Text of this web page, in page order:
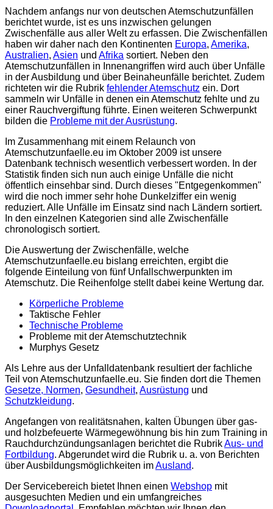
Nachdem anfangs nur von deutschen Atemschutzunfällen
berichtet wurde, ist es uns inzwischen gelungen
Zwischenfälle aus aller Welt zu erfassen. Die Zwischenfällen
haben wir daher nach den Kontinenten Europa, Amerika,
Australien, Asien und Afrika sortiert. Neben den
Atemschutzunfällen in Innenangriffen wird auch über Unfälle
in der Ausbildung und über Beinaheunfälle berichtet. Zudem
richteten wir die Rubrik fehlender Atemschutz ein. Dort
sammeln wir Unfälle in denen ein Atemschutz fehlte und zu
einer Rauchvergiftung führte. Einen weiteren Schwerpunkt
bilden die Probleme mit der Ausrüstung.
Im Zusammenhang mit einem Relaunch von
Atemschutzunfaelle.eu im Oktober 2009 ist unsere
Datenbank technisch wesentlich verbessert worden. In der
Statistik finden sich nun auch einige Unfälle die nicht
öffentlich einsehbar sind. Durch dieses "Entgegenkommen"
wird die noch immer sehr hohe Dunkelziffer ein wenig
reduziert. Alle Unfälle im Einsatz sind nach Ländern sortiert.
In den einzelnen Kategorien sind alle Zwischenfälle
chronologisch sortiert.
Die Auswertung der Zwischenfälle, welche
Atemschutzunfaelle.eu bislang erreichten, ergibt die
folgende Einteilung von fünf Unfallschwerpunkten im
Atemschutz. Die Reihenfolge stellt dabei keine Wertung dar.
Körperliche Probleme
Taktische Fehler
Technische Probleme
Probleme mit der Atemschutztechnik
Murphys Gesetz
Als Lehre aus der Unfalldatenbank resultiert der fachliche
Teil von Atemschutzunfaelle.eu. Sie finden dort die Themen
Gesetze, Normen, Gesundheit, Ausrüstung und
Schutzkleidung.
Angefangen von realitätsnahen, kalten Übungen über gas-
und holzbefeuerte Wärmegewöhnung bis hin zum Training in
Rauchdurchzündungsanlagen berichtet die RubrikAus- und
Fortbildung. Abgerundet wird die Rubrik u. a. von Berichten
über Ausbildungsmöglichkeiten imAusland.
Der Servicebereich bietet Ihnen einen Webshop mit
ausgesuchten Medien und ein umfangreiches